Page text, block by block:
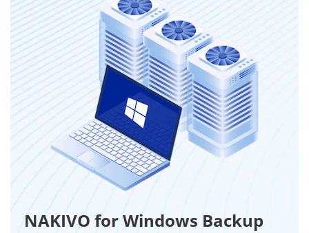
NAKIVO for Windows Backup